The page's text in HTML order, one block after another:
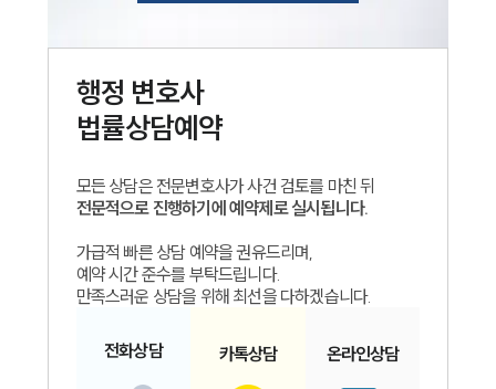
행정 변호사
법률상담예약
모든 상담은 전문변호사가 사건 검토를 마친 뒤
전문적으로 진행하기에 예약제로 실시됩니다.
가급적 빠른 상담 예약을 권유드리며,
예약 시간 준수를 부탁드립니다.
만족스러운 상담을 위해 최선을 다하겠습니다.
전화상담 카톡상담 온라인상담